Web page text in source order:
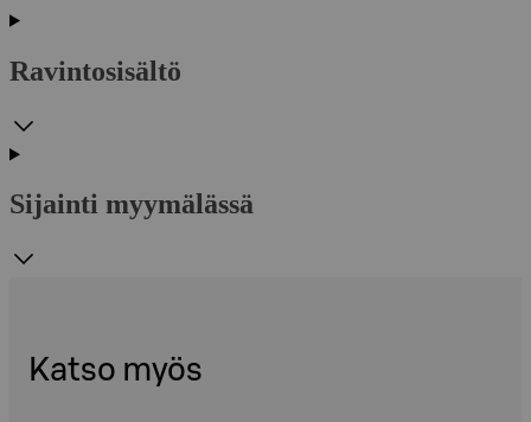
Ravintosisältö
Sijainti myymälässä
Katso myös